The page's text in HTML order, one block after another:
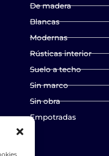
De madera
Blancas
Modernas
Rústicas interior
Suelo a techo
Sin marco
Sin obra
Empotradas